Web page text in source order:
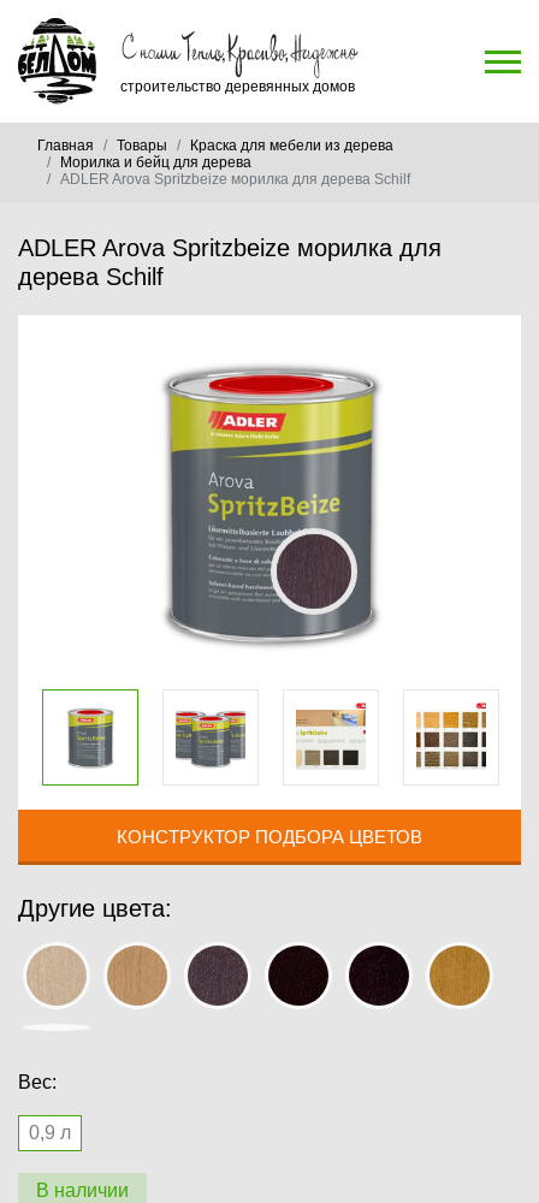
строительство деревянных домов
Главная Товары
Краска для мебели из дерева
Морилка и бейц для дерева
ADLER Arova Spritzbeize морилка для дерева Schilf
ADLER Arova Spritzbeize морилка для
дерева Schilf
КОНСТРУКТОР ПОДБОРА ЦВЕТОВ
Другие цвета:
Вес:
0,9 л
В наличии